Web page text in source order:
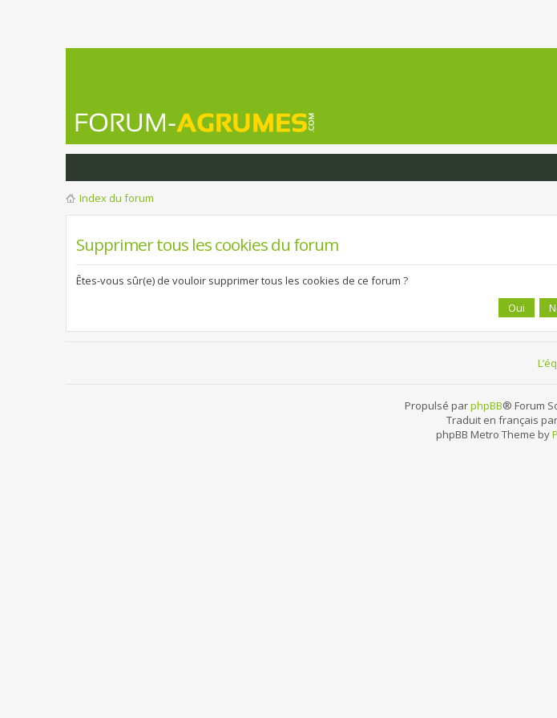
Index du forum
Supprimer tous les cookies du forum
Êtes-vous sûr(e) de vouloir supprimer tous les cookies de ce forum ?
Propulsé parphpBB® Forum
Traduit en français par
phpBB Metro Theme by